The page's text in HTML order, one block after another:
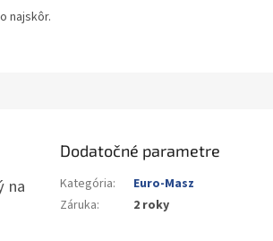
najskôr.
na
Dodatočné parametre
Kategória:
Euro-Masz
Záruka: 2 roky